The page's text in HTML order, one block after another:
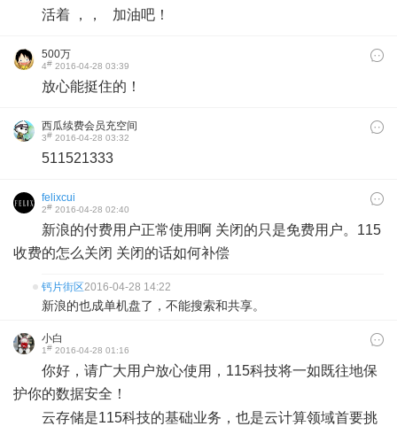
活着 ，， 加油吧！
500万
4# 2016-04-28 03:39
放心能挺住的！
西瓜续费会员充空间
3# 2016-04-28 03:32
511521333
felixcui
2# 2016-04-28 02:40
新浪的付费用户正常使用啊 关闭的只是免费用户。115
收费的怎么关闭 关闭的话如何补偿
钙片街区2016-04-28 14:22
新浪的也成单机盘了，不能搜索和共享。
小白
1# 2016-04-28 01:16
你好，请广大用户放心使用，115科技将一如既往地保
护你的数据安全！
云存储是115科技的基础业务，也是云计算领域首要挑